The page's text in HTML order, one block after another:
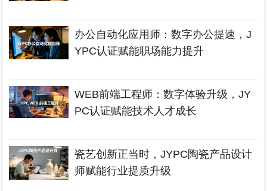
办公自动化应用师：数字办公提速，J
YPC认证赋能职场能力提升
WEB前端工程师：数字体验升级，JY
PC认证赋能技术人才成长
瓷艺创新正当时，JYPC陶瓷产品设计
师赋能行业提质升级